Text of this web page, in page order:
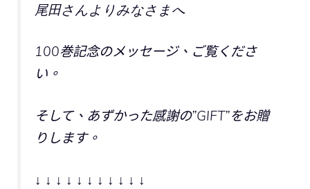
尾田さんよりみなさまへ
100巻記念のメッセージ、ご覧くださ
い。
そして、あずかった感謝の”GIFT”をお贈
りします。
↓ ↓ ↓ ↓ ↓ ↓ ↓ ↓ ↓ ↓ ↓